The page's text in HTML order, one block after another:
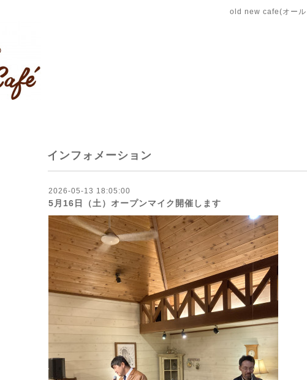
old new cafe(オー
インフォメーション
2026-05-13 18:05:00
5月16日（土）オープンマイク開催します